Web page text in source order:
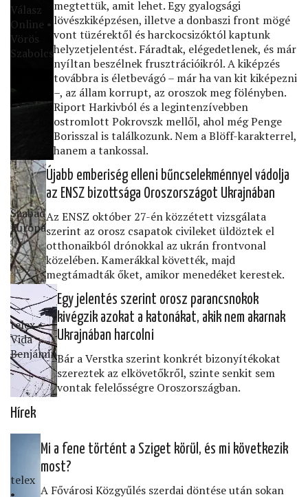
Válasz
Online •
Vörös
Szabolcs
megtettük, amit lehet. Egy gyalogsági
lövészkiképzésen, illetve a donbaszi front mögé
vont tüzérektől és harckocsizóktól kaptunk
helyzetjelentést. Fáradtak, elégedetlenek, és már
nyíltan beszélnek frusztrációikról. A kiképzés
továbbra is életbevágó – már ha van kit kiképezni
–, az állam korrupt, az oroszok meg fölényben.
Riport Harkivból és a legintenzívebben
ostromlott Pokrovszk mellől, ahol még Penge
Borisszal is találkozunk. Nem a Blöff-karakterrel,
hanem a tankossal.
Szabad
Európa
Újabb emberiség elleni bűncselekménnyel vádolja
az ENSZ bizottsága Oroszországot Ukrajnában
Az ENSZ október 27-én közzétett vizsgálata
szerint az orosz csapatok civileket üldöztek el
otthonaikból drónokkal az ukrán frontvonal
közelében. Kamerákkal követték, majd
megtámadták őket, amikor menedéket kerestek.
telex •
Vida
Benjámin
Egy jelentés szerint orosz parancsnokok
kivégzik azokat a katonákat, akik nem akarnak
Ukrajnában harcolni
Bár a Verstka szerint konkrét bizonyítékokat
szereztek az elkövetőkről, szinte senkit sem
vontak felelősségre Oroszországban.
Hírek
telex
•
Mi a fene történt a Sziget körül, és mi következik
most?
A Fővárosi Közgyűlés szerdai döntése után sokan